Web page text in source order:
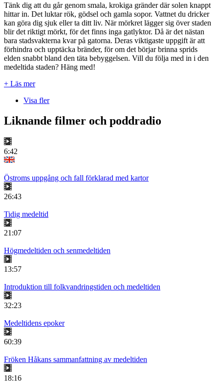
Tänk dig att du går genom smala, krokiga gränder där solen knappt
hittar in. Det luktar rök, gödsel och gamla sopor. Vattnet du dricker
kan göra dig sjuk eller ta ditt liv. När mörkret lägger sig över staden
blir det riktigt mörkt, för det finns inga gatlyktor. Då är det nästan
bara stadsvakterna kvar på gatorna. Deras viktigaste uppgift är att
förhindra och upptäcka bränder, för om det börjar brinna sprids
elden snabbt bland den täta bebyggelsen. Vill du följa med in i den
medeltida staden? Häng med!
+ Läs mer
Visa fler
Liknande filmer och poddradio
6:42
Östroms uppgång och fall förklarad med kartor
26:43
Tidig medeltid
21:07
Högmedeltiden och senmedeltiden
13:57
Introduktion till folkvandringstiden och medeltiden
32:23
Medeltidens epoker
60:39
Fröken Håkans sammanfattning av medeltiden
18:16